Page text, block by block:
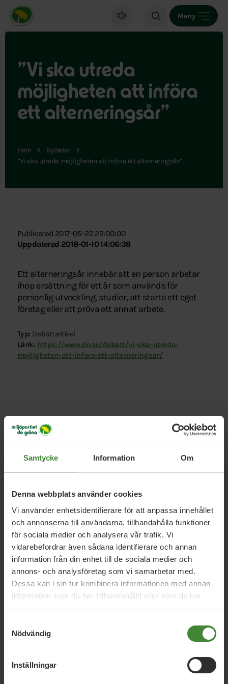
Samtycke Information Om
Denna webbplats använder cookies
Vi använder enhetsidentifierare för att anpassa innehållet
och annonserna till användarna, tillhandahålla funktioner
för sociala medier och analysera vår trafik. Vi
vidarebefordrar även sådana identifierare och annan
information från din enhet till de sociala medier och
annons- och analysföretag som vi samarbetar med.
Dessa kan i sin tur kombinera informationen med annan
information som du har tillhandahållit eller som de har
samlat in när du har använt deras tjänster.
Nödvändig
Inställningar
Miljöpartiet de gröna, startsida
Meny
”Vi ska utreda
möjligheten att införa
ett alterneringsår”
Hem
Nyheter
”Vi ska utreda möjligheten att införa ett alterneringsår”
Publicerad 2017-05-22 22:00:00
Uppdaterad 2018-01-10 14:06:38
Ett alterneringsår innebär att en person arbetar
ihop ersättning för ett år som används för
personlig utveckling, studier, att starta ett eget
företag eller att pröva ett annat arbete.
Typ: Debattartikel
Länk: https://www.dn.se/debatt/vi-ska-utreda-
mojligheten-att-infora-ett-alterneringsar/
Relaterade nyheter
5 augusti 2026
Miljöpartiet: Sverige måste ställa krav på
nya datacenter
3 augusti 2026
Pride är över – nu fortsätter kampen för
hbtqi-personers rättigheter
Earth Overshoot Day: Naturkrisen är en